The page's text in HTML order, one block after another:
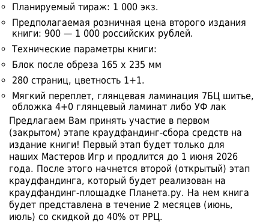
Планируемый тираж: 1 000 экз.
Предполагаемая розничная цена второго издания
книги: 900 — 1 000 российских рублей.
Технические параметры книги:
Блок после обреза 165 х 235 мм
280 страниц, цветность 1+1.
Мягкий переплет, глянцевая ламинация 7БЦ шитье,
обложка 4+0 глянцевый ламинат либо УФ лак
Предлагаем Вам принять участие в первом
(закрытом) этапе краудфандинг-сбора средств на
издание книги! Первый этап будет только для
наших Мастеров Игр и продлится до 1 июня 2026
года. После этого начнется второй (открытый) этап
краудфандинга, который будет реализован на
краудфандинг-площадке Планета.ру. На нем книга
будет представлена в течение 2 месяцев (июнь,
июль) со скидкой до 40% от РРЦ.